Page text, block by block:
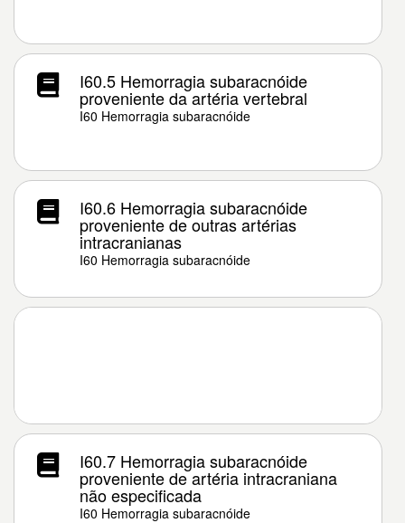
I60.5 Hemorragia subaracnóide
proveniente da artéria vertebral
I60 Hemorragia subaracnóide
I60.6 Hemorragia subaracnóide
proveniente de outras artérias
intracranianas
I60 Hemorragia subaracnóide
I60.7 Hemorragia subaracnóide
proveniente de artéria intracraniana
não especificada
I60 Hemorragia subaracnóide